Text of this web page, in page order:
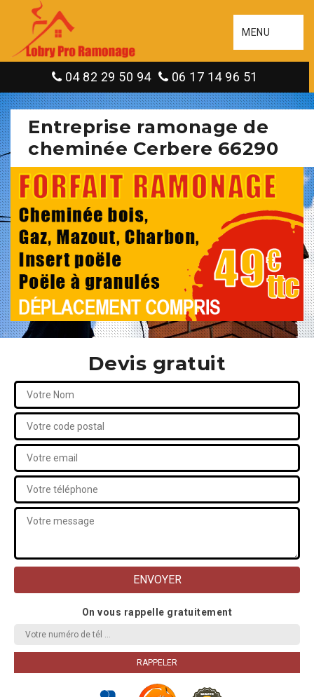
MENU
04 82 29 50 94 06 17 14 96 51
Entreprise ramonage de
cheminée Cerbere 66290
Devis gratuit
On vous rappelle gratuitement